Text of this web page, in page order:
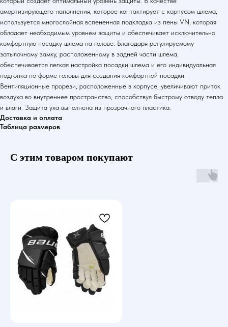
амортизирующего наполнения, которое контактирует с корпусом шлема,
используется многослойная вспененная подкладка из пены VN, которая
обладает необходимым уровнем защиты и обеспечивает исключительно
комфортную посадку шлема на голове. Благодаря регулируемому
затылочному замку, расположенному в задней части шлема,
обеспечивается легкая настройка посадки шлема и его индивидуальная
подгонка по форме головы для создания комфортной посадки.
Вентиляционные прорези, расположенные в корпусе, увеличивают приток
воздуха во внутреннее пространство, способствуя быстрому отводу тепла
и влаги. Защита уха выполнена из прозрачного пластика.
Доставка и оплата
Таблица размеров
С этим товаром покупают